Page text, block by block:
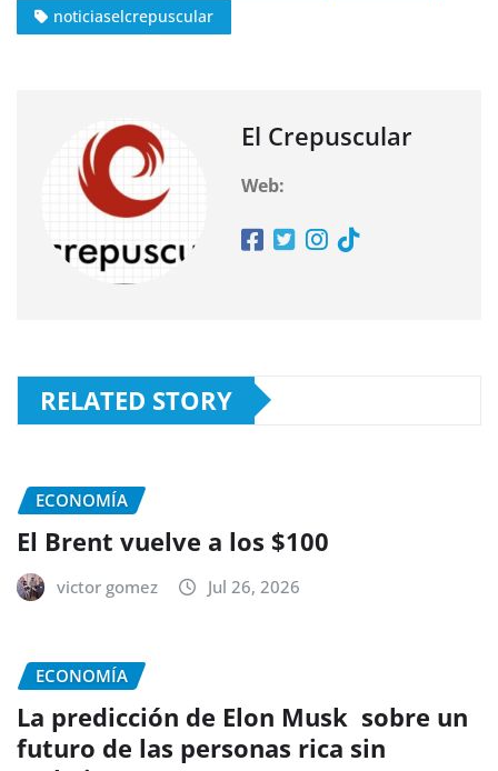
noticiaselcrepuscular
El Crepuscular
Web:
RELATED STORY
ECONOMÍA
El Brent vuelve a los $100
victor gomez Jul 26, 2026
ECONOMÍA
La predicción de Elon Musk sobre un
futuro de las personas rica sin